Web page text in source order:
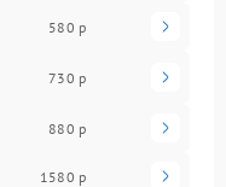
580 р
730 р
880 р
1580 р